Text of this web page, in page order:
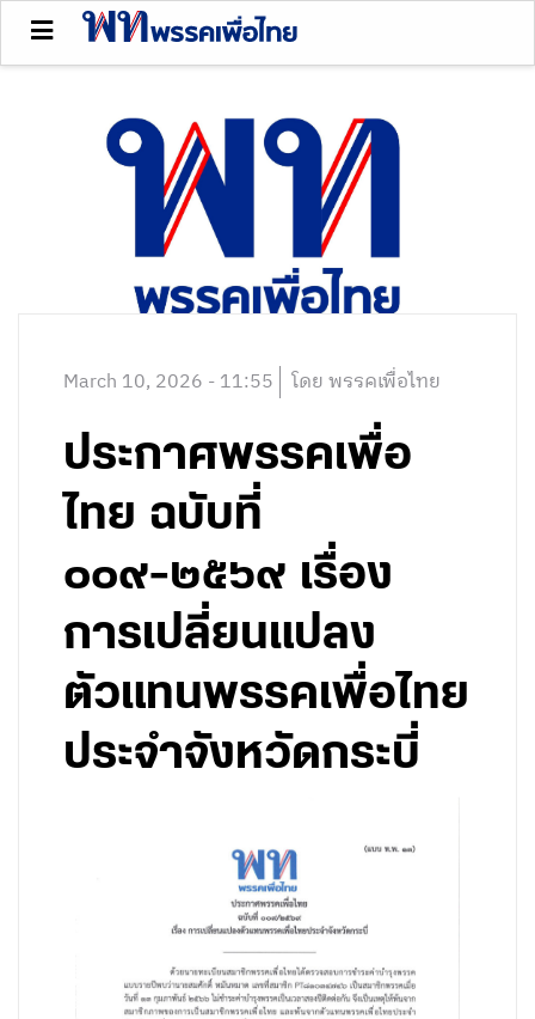
March 10, 2026 - 11:55 โดย พรรคเพื่อไทย
ประกาศพรรคเพื่อ
ไทย ฉบับที่
๐๐๙-๒๕๖๙ เรื่อง
การเปลี่ยนแปลง
ตัวแทนพรรคเพื่อไทย
ประจำจังหวัดกระบี่